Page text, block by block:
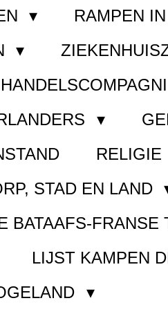
RAMPEN
RELIGIE
STAD EN LAND
BATAAFS-FRANSE
LIJST KAMPEN